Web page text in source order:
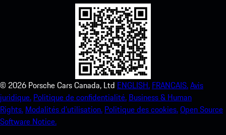
© 2026 Porsche Cars Canada, Ltd ENGLISH. FRANCAIS.Avis
juridique. Politique de confidentialité. Business & Human
Rights. Modalités d’utilisation. Politique des cookies.Open Source
Software Notice.